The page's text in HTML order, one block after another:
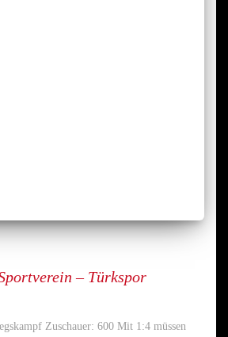
– Türkspor
Zuschauer: 600 Mit 1:4 müssen